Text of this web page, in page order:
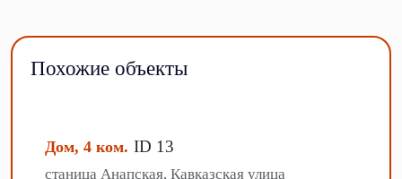
Похожие объекты
Дом, 4 ком. ID 13
станица Анапская, Кавказская улица